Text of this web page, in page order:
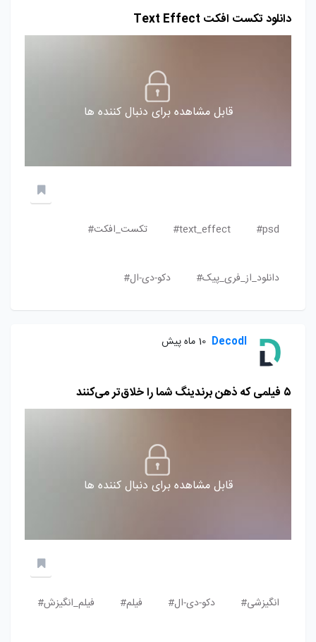
دانلود تکست افکت Text Effect
قابل مشاهده برای دنبال کننده ها
psd#
text_effect# تکست_افکت#
دانلود_از_فری_پیک# دکو-دی-ال#
Decodl 10 ماه پیش
۵ فیلمی که ذهن برندینگ شما را خلاق‌تر می‌کنند
قابل مشاهده برای دنبال کننده ها
انگیزشی# دکو-دی-ال# فیلم# فیلم_انگیزش#